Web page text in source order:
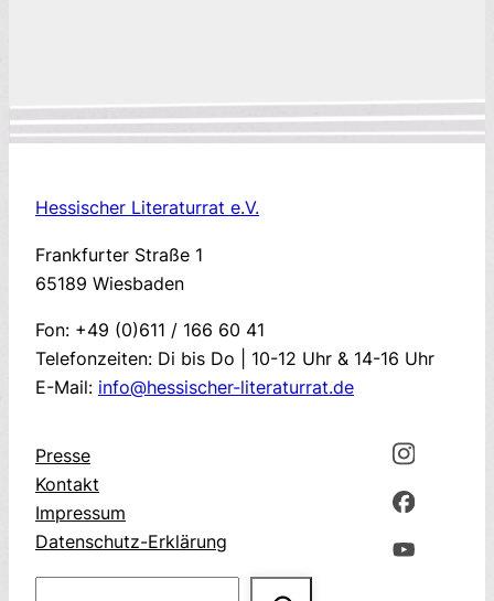
Hessischer Literaturrat e.V.
Frankfurter Straße 1
65189 Wiesbaden
Fon: +49 (0)611 / 166 60 41
Telefonzeiten: Di bis Do | 10-12 Uhr & 14-16 Uhr
E-Mail: info@hessischer-literaturrat.de
Presse
Kontakt
Impressum
Datenschutz-Erklärung